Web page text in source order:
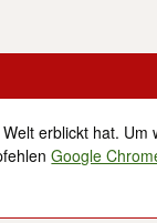
erblickt hat. Um
Google